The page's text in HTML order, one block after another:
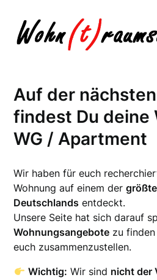
content
Auf der
findest Du deine
WG / Apartment
Wir haben für euch
Wohnung auf einem der
Deutschlands entdeckt.
Unsere Seite hat sich darauf
Wohnungsangebote zu
euch zusammenzustellen.
Wichtig: Wir sind nicht der